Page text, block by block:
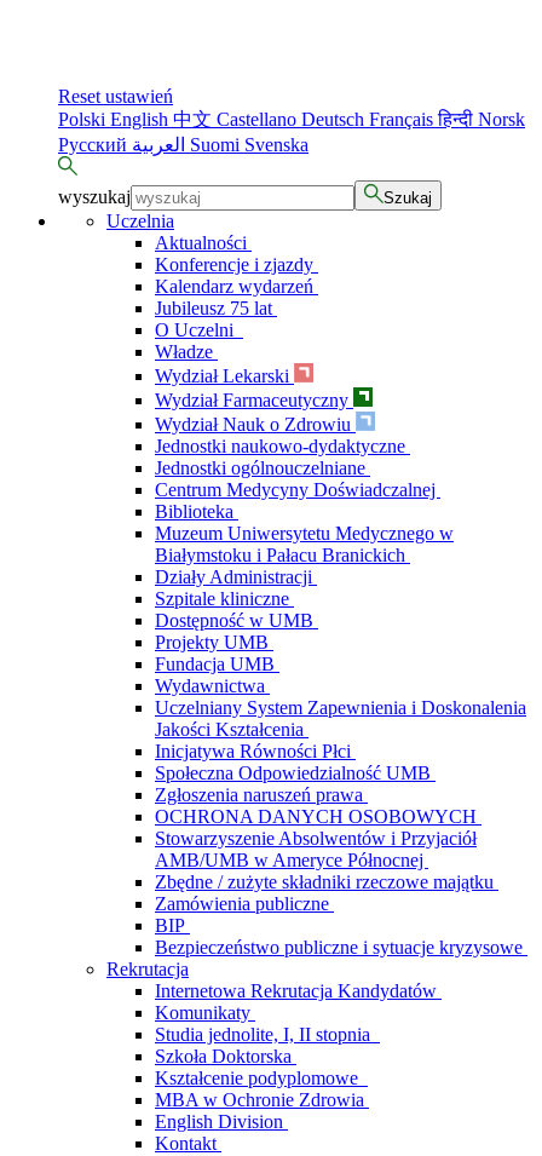
Reset ustawień
Polski English 中文 Castellano Deutsch Françaisहिन्दी Norsk
Русский
Suomi Svenska
wyszukaj Szukaj
Uczelnia
Aktualności
Konferencje i zjazdy
Kalendarz wydarzeń
Jubileusz 75 lat
O Uczelni
Władze
Wydział Lekarski
Wydział Farmaceutyczny
Wydział Nauk o Zdrowiu
Jednostki naukowo-dydaktyczne
Jednostki ogólnouczelniane
Centrum Medycyny Doświadczalnej
Biblioteka
Muzeum Uniwersytetu Medycznego w
Białymstoku i Pałacu Branickich
Działy Administracji
Szpitale kliniczne
Dostępność w UMB
Projekty UMB
Fundacja UMB
Wydawnictwa
Uczelniany System Zapewnienia i Doskonalenia
Jakości Kształcenia
Inicjatywa Równości Płci
Społeczna Odpowiedzialność UMB
Zgłoszenia naruszeń prawa
OCHRONA DANYCH OSOBOWYCH
Stowarzyszenie Absolwentów i Przyjaciół
AMB/UMB w Ameryce Północnej
Zbędne / zużyte składniki rzeczowe majątku
Zamówienia publiczne
BIP
Bezpieczeństwo publiczne i sytuacje kryzysowe
Rekrutacja
Internetowa Rekrutacja Kandydatów
Komunikaty
Studia jednolite, I, II stopnia
Szkoła Doktorska
Kształcenie podyplomowe
MBA w Ochronie Zdrowia
English Division
Kontakt